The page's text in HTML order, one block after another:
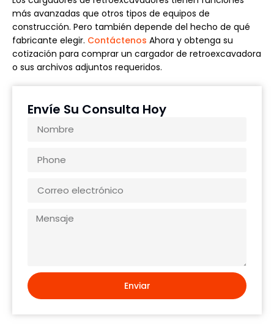
más avanzadas que otros tipos de equipos de
construcción. Pero también depende del hecho de qué
fabricante elegir. Contáctenos Ahora y obtenga su
cotización para comprar un cargador de retroexcavadora
o sus archivos adjuntos requeridos.
Envíe Su Consulta Hoy
Enviar